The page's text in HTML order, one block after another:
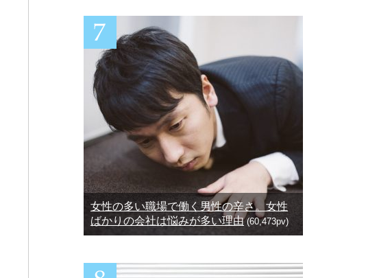
女性の多い職場で働く男性の辛さ。女性
ばかりの会社は悩みが多い理由(60,473pv)